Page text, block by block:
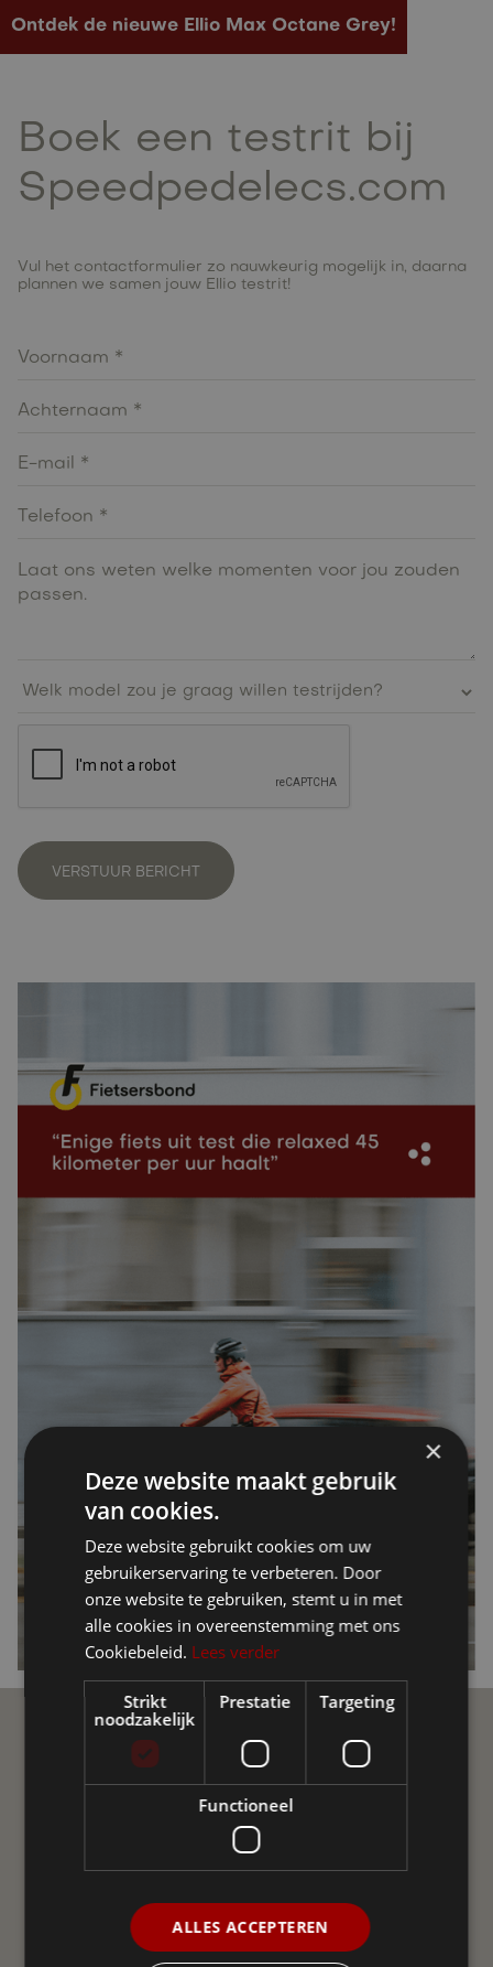
Ontdek de nieuwe Ellio Max Octane Grey!
Boek een testrit bij
Speedpedelecs.com
Vul het contactformulier zo nauwkeurig mogelijk in, daarna
plannen we samen jouw Ellio testrit!
Ellio Community
Join de Ellio Community op sociale media! Een
onafhankelijke groepering van gebruikers van Ellio in
Vlaanderen en Nederland. We helpen elkaar met vraag
WORD LID
×
Deze website maakt gebruik
van cookies.
Deze website gebruikt cookies om uw
gebruikerservaring te verbeteren. Door
onze website te gebruiken, stemt u in met
alle cookies in overeenstemming met ons
Cookiebeleid. Lees verder
Strikt
noodzakelijk
Prestatie Targeting
Functioneel
ALLES ACCEPTEREN